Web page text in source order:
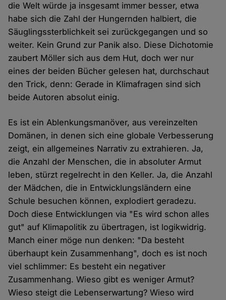
die Welt würde ja insgesamt immer besser, etwa
habe sich die Zahl der Hungernden halbiert, die
Säuglingssterblichkeit sei zurückgegangen und so
weiter. Kein Grund zur Panik also. Diese Dichotomie
zaubert Möller sich aus dem Hut, doch wer nur
eines der beiden Bücher gelesen hat, durchschaut
den Trick, denn: Gerade in Klimafragen sind sich
beide Autoren absolut einig.
Es ist ein Ablenkungsmanöver, aus vereinzelten
Domänen, in denen sich eine globale Verbesserung
zeigt, ein allgemeines Narrativ zu extrahieren. Ja,
die Anzahl der Menschen, die in absoluter Armut
leben, stürzt regelrecht in den Keller. Ja, die Anzahl
der Mädchen, die in Entwicklungsländern eine
Schule besuchen können, explodiert geradezu.
Doch diese Entwicklungen via "Es wird schon alles
gut" auf Klimapolitik zu übertragen, ist logikwidrig.
Manch einer möge nun denken: "Da besteht
überhaupt kein Zusammenhang", doch es ist noch
viel schlimmer: Es besteht ein negativer
Zusammenhang. Wieso gibt es weniger Armut?
Wieso steigt die Lebenserwartung? Wieso wird